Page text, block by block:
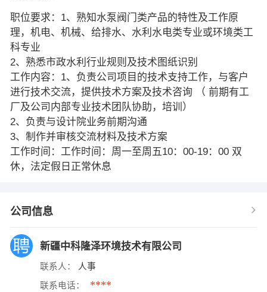
职位要求：1、熟知水泵阀门类产品的特性及工作原
理，机电、机械、给排水、水利水电类专业或环境类工
科专业
2、熟悉市政水利行业规则及技术图纸识别
工作内容：1、负责公司项目的技术支持工作，与客户
进行技术交流，提供技术方案及技术咨询 （ 前期有工
厂及公司内部专业技术团队协助，培训）
2、负责与设计院业务前期沟通
3、制作并审核交流材料及技术方案
工作时间：工作时间：周一至周五10：00-19：00 双
休，法定假日正常休息
公司信息
新疆中科隆泽环境技术有限公司
联系人： 人事
联系电话： ****